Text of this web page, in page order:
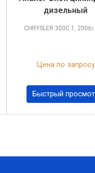
дизельный
CHRYSLER 300C 1, 2006г.
Цена по запросу
Быстрый